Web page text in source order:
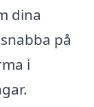
dina
på
i